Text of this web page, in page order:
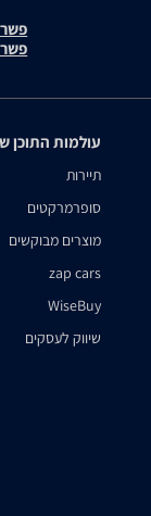
עולמות התוכן
תיירות
סופרמרקטים
מוצרים מבוקשים
zap cars
WiseBuy
שיווק לעסקים